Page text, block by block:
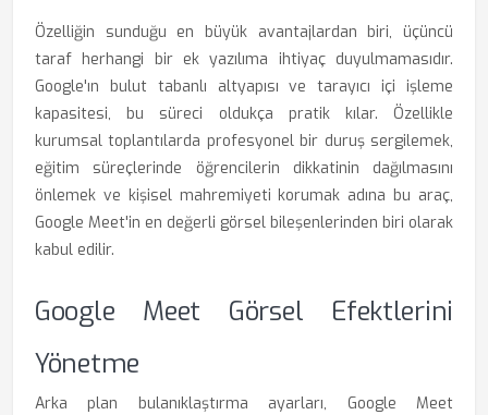
Özelliğin sunduğu en büyük avantajlardan biri, üçüncü
taraf herhangi bir ek yazılıma ihtiyaç duyulmamasıdır.
Google'ın bulut tabanlı altyapısı ve tarayıcı içi işleme
kapasitesi, bu süreci oldukça pratik kılar. Özellikle
kurumsal toplantılarda profesyonel bir duruş sergilemek,
eğitim süreçlerinde öğrencilerin dikkatinin dağılmasını
önlemek ve kişisel mahremiyeti korumak adına bu araç,
Google Meet'in en değerli görsel bileşenlerinden biri olarak
kabul edilir.
Google Meet Görsel Efektlerini
Yönetme
Arka plan bulanıklaştırma ayarları, Google Meet